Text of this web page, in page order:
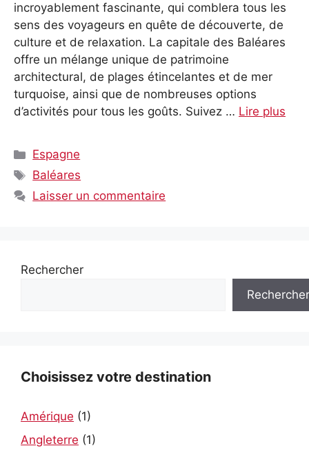
incroyablement fascinante, qui comblera tous les
sens des voyageurs en quête de découverte, de
culture et de relaxation. La capitale des Baléares
offre un mélange unique de patrimoine
architectural, de plages étincelantes et de mer
turquoise, ainsi que de nombreuses options
d’activités pour tous les goûts. Suivez … Lire plus
Catégories
Espagne
Étiquettes
Baléares
Laisser un commentaire
Rechercher
Rechercher
Choisissez votre destination
Amérique (1)
Angleterre (1)